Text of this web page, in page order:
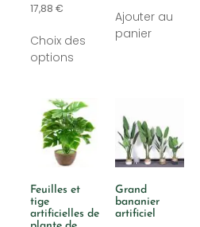
17,88 €
Choix des
options
Ajouter au
panier
Feuilles et
tige
artificielles de
Grand
bananier
artificiel